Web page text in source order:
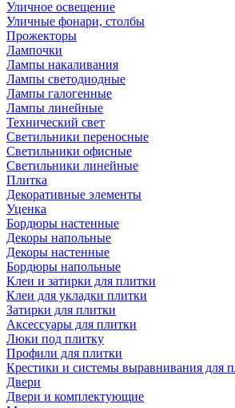
Уличное освещение
Уличные фонари, столбы
Прожекторы
Лампочки
Лампы накаливания
Лампы светодиодные
Лампы галогенные
Лампы линейные
Технический свет
Светильники переносные
Светильники офисные
Светильники линейные
Плитка
Декоративные элементы
Уценка
Бордюры настенные
Декоры напольные
Декоры настенные
Бордюры напольные
Клеи и затирки для плитки
Клеи для укладки плитки
Затирки для плитки
Аксессуары для плитки
Люки под плитку
Профили для плитки
Крестики и системы выравнивания для
Двери
Двери и комплектующие